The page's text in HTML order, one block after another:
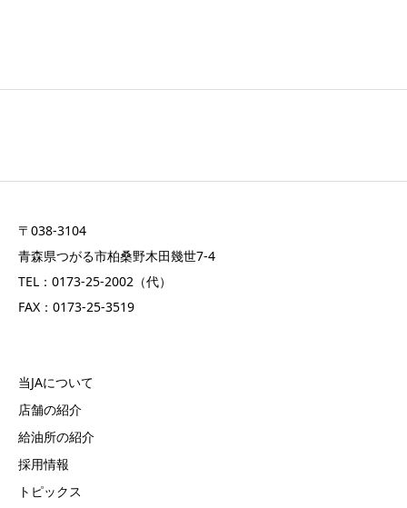
〒038-3104
青森県つがる市柏桑野木田幾世7-4
TEL：0173-25-2002（代）
FAX：0173-25-3519
当JAについて
店舗の紹介
給油所の紹介
採用情報
トピックス